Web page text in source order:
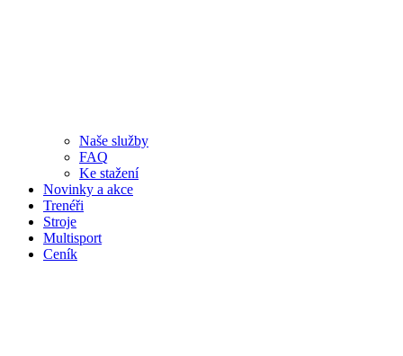
Naše služby
FAQ
Ke stažení
Novinky a akce
Trenéři
Stroje
Multisport
Ceník